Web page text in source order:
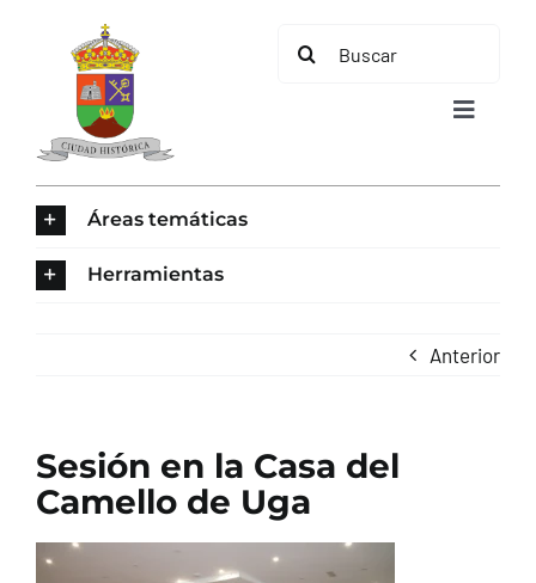
contenido
Buscar:
Toggle
TURISMO
CONTACTO
Áreas temáticas
Herramientas
Anterior
Sesión en la Casa del
Camello de Uga